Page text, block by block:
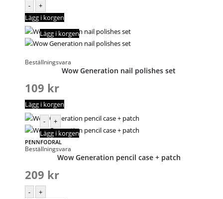
-
+
Lägg i korgen
Beställningsvara
Lägg i korgen
Wow Generation nail polishes set
109 kr
Lägg i korgen
PENNFODRAL
Beställningsvara
-
+
Lägg i korgen
Wow Generation pencil case + patch
209 kr
-
+